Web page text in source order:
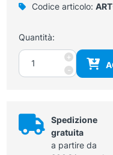
Codice articolo:
Quantità:
-
Porta
avvisi
da
A4
quantità
+
Spedizione
gratuita
a partire da